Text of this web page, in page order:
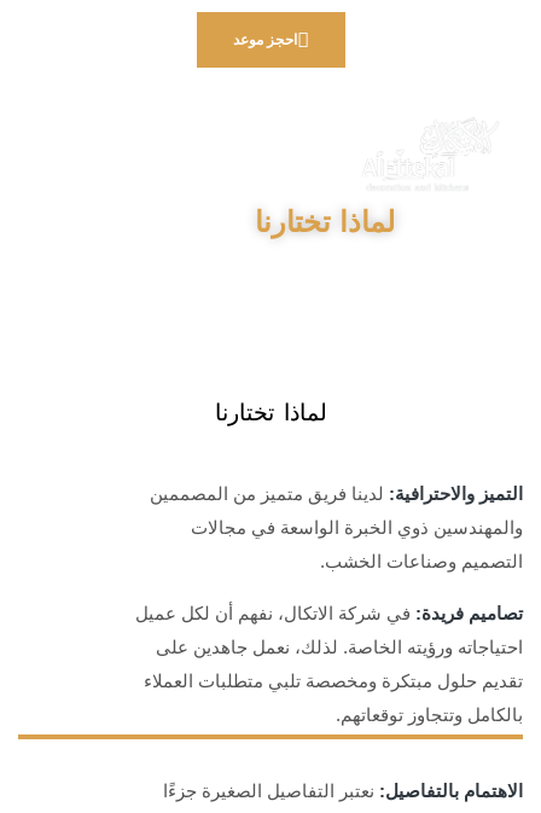
احجز موعد
لماذا تختارنا
لماذا تختارنا
التميز والاحترافية: لدينا فريق متميز من المصممين
والمهندسين ذوي الخبرة الواسعة في مجالات
التصميم وصناعات الخشب.
تصاميم فريدة: في شركة الاتكال، نفهم أن لكل عميل
احتياجاته ورؤيته الخاصة. لذلك، نعمل جاهدين على
تقديم حلول مبتكرة ومخصصة تلبي متطلبات العملاء
بالكامل وتتجاوز توقعاتهم.
الاهتمام بالتفاصيل: نعتبر التفاصيل الصغيرة جزءًا